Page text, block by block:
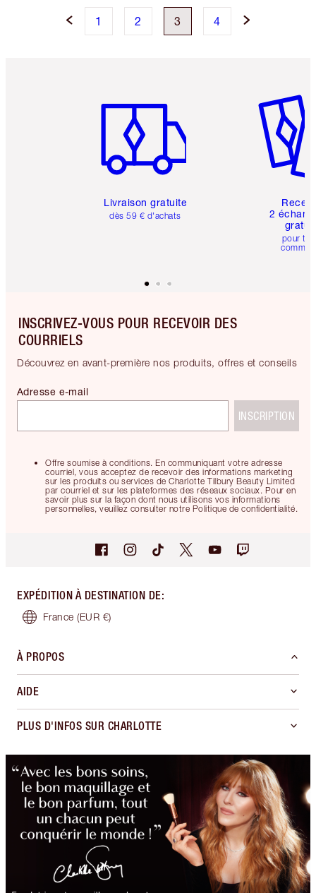
1 2 3 4
Livraison gratuite
dès 59 € d'achats
2
pour
INSCRIVEZ-VOUS POUR RECEVOIR DES
COURRIELS
Découvrez en avant-première nos produits, offres et conseils
Offre soumise à conditions. En communiquant votre adresse
courriel, vous acceptez de recevoir des informations marketing
sur les produits ou services de Charlotte Tilbury Beauty Limited
par courriel et sur les plateformes des réseaux sociaux. Pour en
savoir plus sur la façon dont nous utilisons vos informations
personnelles, veuillez consulter notre Politique de confidentialité.
Adresse e-mail
INSCRIPTION
EXPÉDITION À DESTINATION DE:
France (EUR €)
À PROPOS
AIDE
PLUS D'INFOS SUR CHARLOTTE